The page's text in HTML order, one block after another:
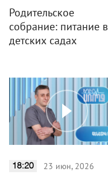
Родительское
собрание: питание в
детских садах
18:20 23 июн, 2026